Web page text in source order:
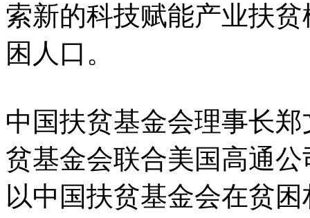
索新的科技赋能产业扶
困人口。
中国扶贫基金会理事长
贫基金会联合美国高通
以中国扶贫基金会在贫